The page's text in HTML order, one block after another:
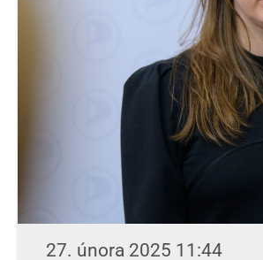
27. února 2025 11:44